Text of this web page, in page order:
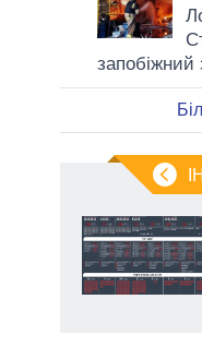
запобіжний